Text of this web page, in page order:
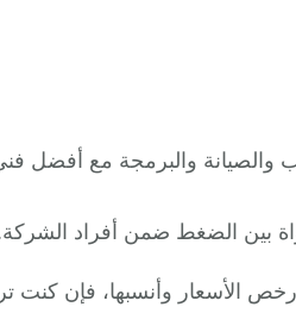
والبرمجة مع أفضل
بين الضغط ضمن أفراد الشركة.
الأسعار وأنسبها، فإن